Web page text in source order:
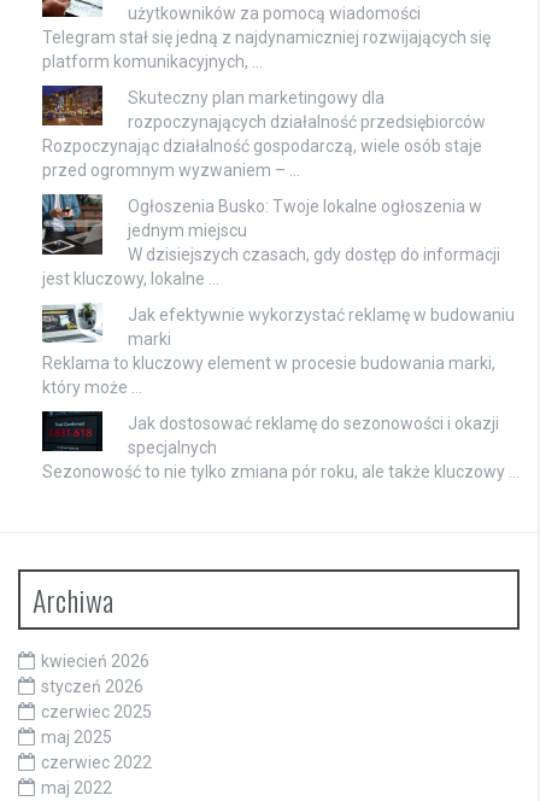
użytkowników za pomocą wiadomości
Telegram stał się jedną z najdynamiczniej rozwijających się
platform komunikacyjnych, …
Skuteczny plan marketingowy dla
rozpoczynających działalność przedsiębiorców
Rozpoczynając działalność gospodarczą, wiele osób staje
przed ogromnym wyzwaniem – …
Ogłoszenia Busko: Twoje lokalne ogłoszenia w
jednym miejscu
W dzisiejszych czasach, gdy dostęp do informacji
jest kluczowy, lokalne …
Jak efektywnie wykorzystać reklamę w budowaniu
marki
Reklama to kluczowy element w procesie budowania marki,
który może …
Jak dostosować reklamę do sezonowości i okazji
specjalnych
Sezonowość to nie tylko zmiana pór roku, ale także kluczowy …
Archiwa
kwiecień 2026
styczeń 2026
czerwiec 2025
maj 2025
czerwiec 2022
maj 2022